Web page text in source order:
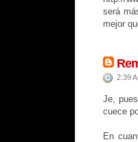
será
mejor
2:39
Je,
cuece
En